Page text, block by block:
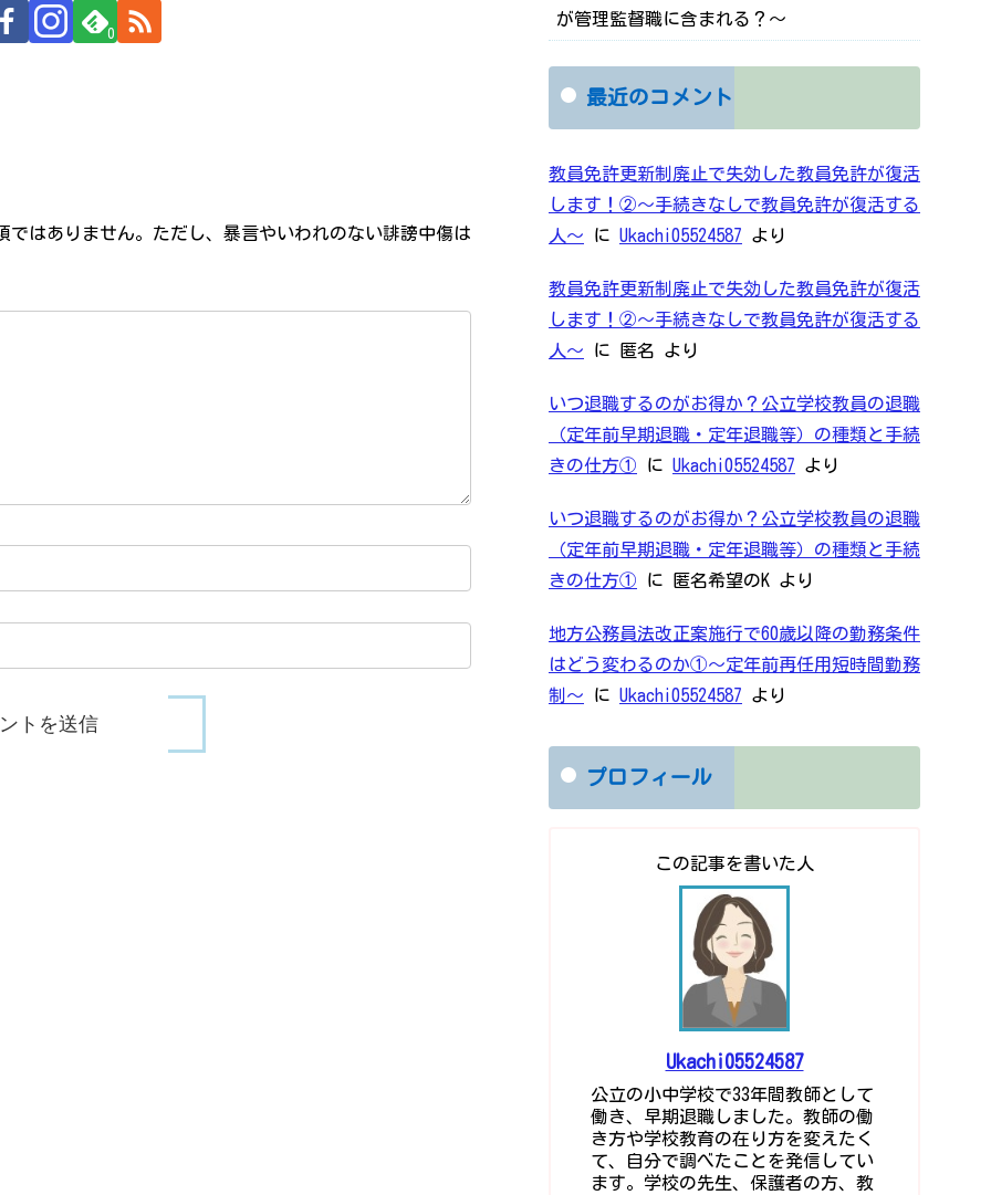
0
ではありません。ただし、暴言やいわれのない誹謗中傷は
が管理監督職に含まれる？～
最近のコメント
教員免許更新制廃止で失効した教員免許が復活
します！②～手続きなしで教員免許が復活する
人～ に Ukachi05524587 より
教員免許更新制廃止で失効した教員免許が復活
します！②～手続きなしで教員免許が復活する
人～ に 匿名 より
いつ退職するのがお得か？公立学校教員の退職
（定年前早期退職・定年退職等）の種類と手続
きの仕方① に Ukachi05524587 より
いつ退職するのがお得か？公立学校教員の退職
（定年前早期退職・定年退職等）の種類と手続
きの仕方① に 匿名希望のK より
地方公務員法改正案施行で60歳以降の勤務条件
はどう変わるのか①～定年前再任用短時間勤務
制～ に Ukachi05524587 より
プロフィール
この記事を書いた人
Ukachi05524587
公立の小中学校で33年間教師として
働き、早期退職しました。教師の働
き方や学校教育の在り方を変えたく
て、自分で調べたことを発信してい
ます。学校の先生、保護者の方、教